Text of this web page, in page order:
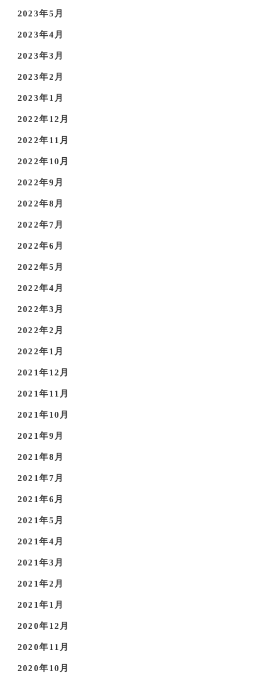
2023年5月
2023年4月
2023年3月
2023年2月
2023年1月
2022年12月
2022年11月
2022年10月
2022年9月
2022年8月
2022年7月
2022年6月
2022年5月
2022年4月
2022年3月
2022年2月
2022年1月
2021年12月
2021年11月
2021年10月
2021年9月
2021年8月
2021年7月
2021年6月
2021年5月
2021年4月
2021年3月
2021年2月
2021年1月
2020年12月
2020年11月
2020年10月